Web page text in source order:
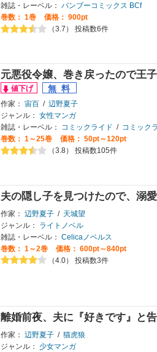
雑誌・レーベル： バンブーコミックス BCf
巻数： 1巻
価格： 900pt
（3.7） 投稿数6件
元悪役令嬢、巻き戻ったので王
作家： 宙百 / 辺野夏子
ジャンル： 女性マンガ
雑誌・レーベル：
コミックライド /
コミック
巻数： 1～25巻
価格： 50pt～120pt
（3.8） 投稿数105件
夫の隠し子を見つけたので、溺
作家： 辺野夏子 / 天城望
ジャンル：
ライトノベル
雑誌・レーベル： Celicaノベルス
巻数： 1～2巻
価格： 600pt～840pt
（4.0） 投稿数3件
離婚前夜、夫に『好きです』と
作家： 辺野夏子 / 猫虎狼
ジャンル：
少女マンガ